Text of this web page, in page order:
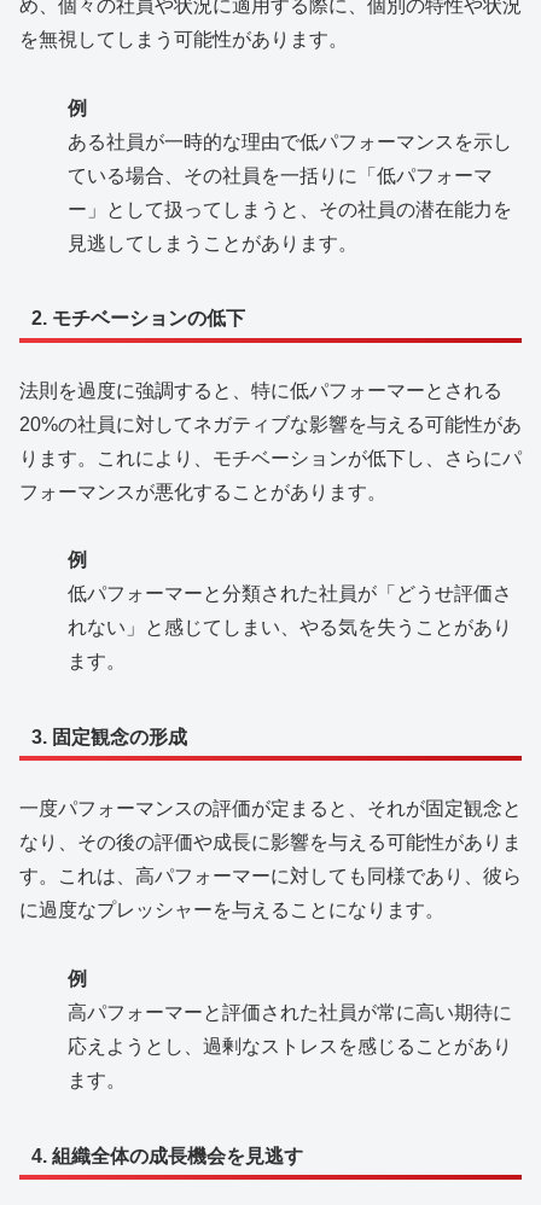
め、個々の社員や状況に適用する際に、個別の特性や状況
を無視してしまう可能性があります。
例
ある社員が一時的な理由で低パフォーマンスを示し
ている場合、その社員を一括りに「低パフォーマ
ー」として扱ってしまうと、その社員の潜在能力を
見逃してしまうことがあります。
2. モチベーションの低下
法則を過度に強調すると、特に低パフォーマーとされる
20%の社員に対してネガティブな影響を与える可能性があ
ります。これにより、モチベーションが低下し、さらにパ
フォーマンスが悪化することがあります。
例
低パフォーマーと分類された社員が「どうせ評価さ
れない」と感じてしまい、やる気を失うことがあり
ます。
3. 固定観念の形成
一度パフォーマンスの評価が定まると、それが固定観念と
なり、その後の評価や成長に影響を与える可能性がありま
す。これは、高パフォーマーに対しても同様であり、彼ら
に過度なプレッシャーを与えることになります。
例
高パフォーマーと評価された社員が常に高い期待に
応えようとし、過剰なストレスを感じることがあり
ます。
4. 組織全体の成長機会を見逃す